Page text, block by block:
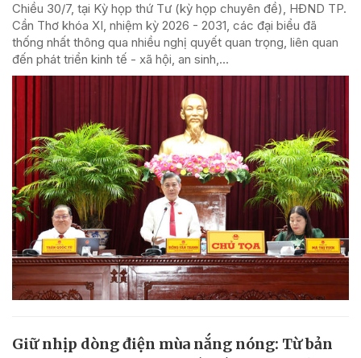
Chiều 30/7, tại Kỳ họp thứ Tư (kỳ họp chuyên đề), HĐND TP.
Cần Thơ khóa XI, nhiệm kỳ 2026 - 2031, các đại biểu đã
thống nhất thông qua nhiều nghị quyết quan trọng, liên quan
đến phát triển kinh tế - xã hội, an sinh,...
Giữ nhịp dòng điện mùa nắng nóng: Từ bản